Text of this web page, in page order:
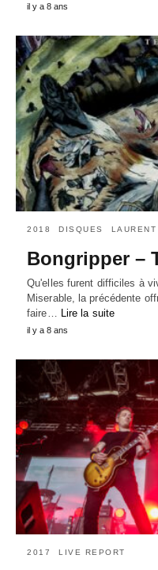
il y a 8 ans
2018 DISQUES LAURENT
Bongripper –
Qu'elles furent difficiles à
Miserable, la précédente
faire… Lire la suite
il y a 8 ans
2017 LIVE REPORT